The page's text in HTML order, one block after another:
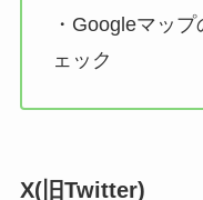
・Googleマッ
ェック
X(旧Twitter)